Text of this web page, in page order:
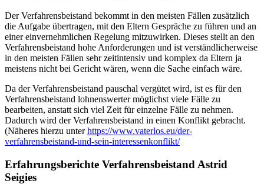
Der Verfahrensbeistand bekommt in den meisten Fällen zusätzlich
die Aufgabe übertragen, mit den Eltern Gespräche zu führen und an
einer einvernehmlichen Regelung mitzuwirken. Dieses stellt an den
Verfahrensbeistand hohe Anforderungen und ist verständlicherweise
in den meisten Fällen sehr zeitintensiv und komplex da Eltern ja
meistens nicht bei Gericht wären, wenn die Sache einfach wäre.
Da der Verfahrensbeistand pauschal vergütet wird, ist es für den
Verfahrensbeistand lohnenswerter möglichst viele Fälle zu
bearbeiten, anstatt sich viel Zeit für einzelne Fälle zu nehmen.
Dadurch wird der Verfahrensbeistand in einen Konflikt gebracht.
(Näheres hierzu unterhttps://www.vaterlos.eu/der-
verfahrensbeistand-und-sein-interessenkonflikt/
Erfahrungsberichte Verfahrensbeistand Astrid
Seigies